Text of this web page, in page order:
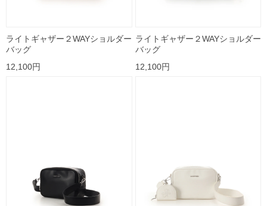
ライトギャザー２WAYショルダー
バッグ
12,100円
ライトギャザー２WAYショルダー
バッグ
12,100円